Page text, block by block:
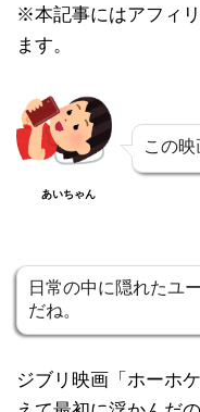
※本記事にはアフィ
ます。
あいちゃん
この
日常の中に隠れたユ
だね。
ジブリ映画「ホーホ